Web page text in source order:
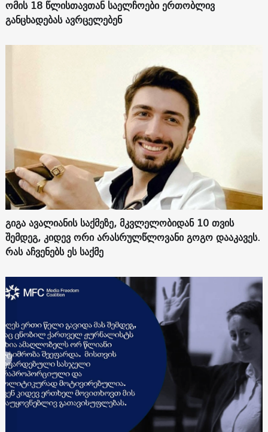
ომის 18 წლისთავთან საელჩოები ერთობლივ
განცხადებას ავრცელებენ
გიგა ავალიანის საქმეზე, მკვლელობიდან 10 თვის
შემდეგ, კიდევ ორი არასრულწლოვანი გოგო დააკავეს.
რას აჩვენებს ეს საქმე